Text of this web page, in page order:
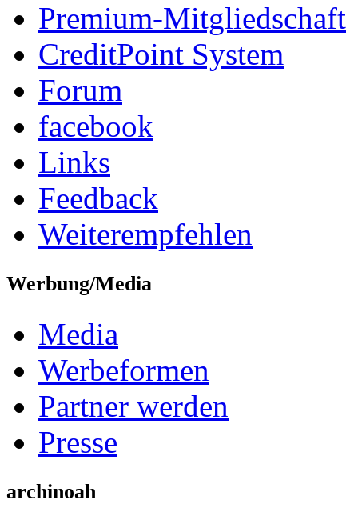
Premium-Mitgliedschaft
CreditPoint System
Forum
facebook
Links
Feedback
Weiterempfehlen
Werbung/Media
Media
Werbeformen
Partner werden
Presse
archinoah